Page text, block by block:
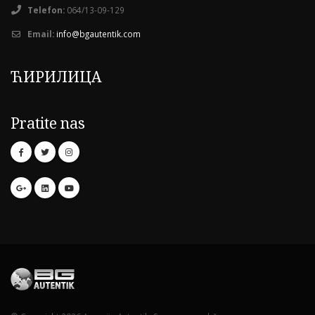
Telefon: 064/13-09-129
Email: info@bgautentik.com
ЋИРИЛИЦА
Pratite nas